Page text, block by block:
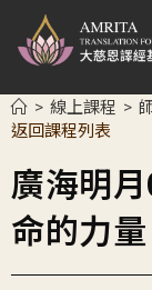
> 線上課程 >
返回課程列表
廣海明
命的力量